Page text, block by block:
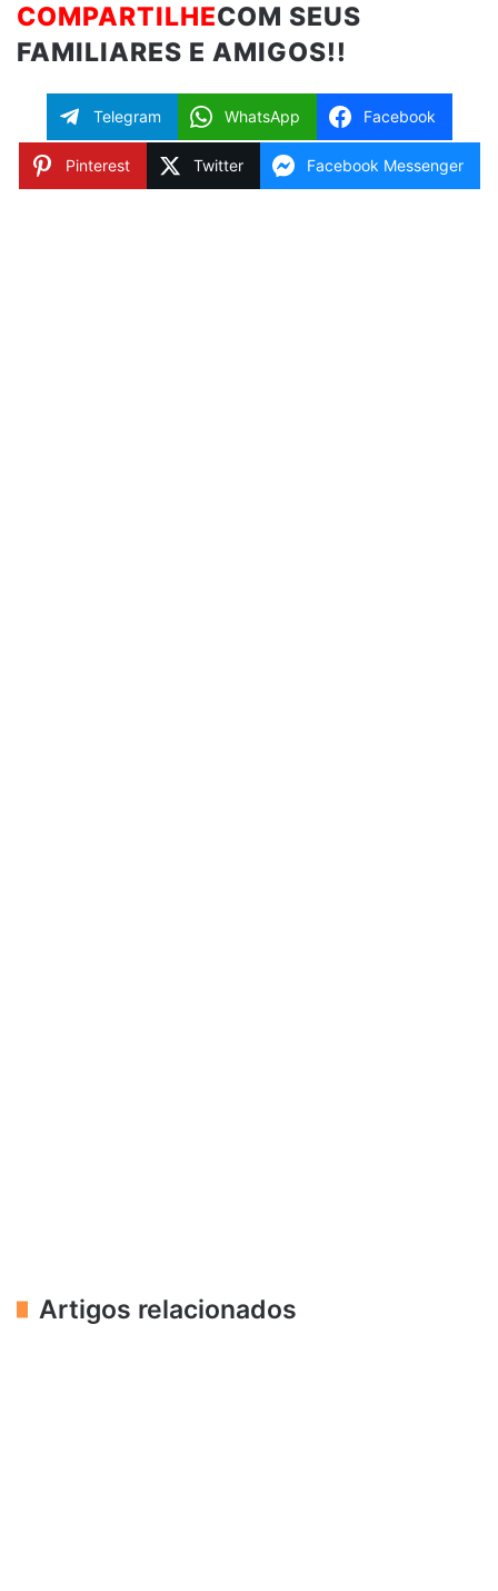
COMPARTILHECOM SEUS
FAMILIARES E AMIGOS!!
Telegram WhatsApp Facebook
Pinterest Twitter Facebook Messenger
Artigos relacionados